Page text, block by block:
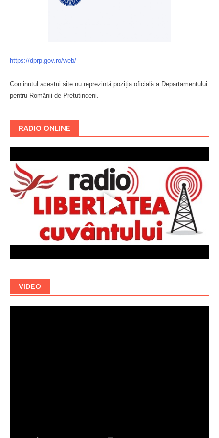
https://dprp.gov.ro/web/
Conținutul acestui site nu reprezintă poziția oficială a Departamentului
pentru Românii de Pretutindeni.
RADIO ONLINE
VIDEO